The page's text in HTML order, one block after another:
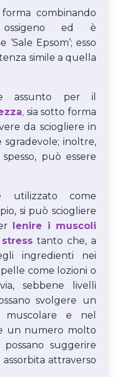
combinando
ed è
Epsom’; esso
simile a quella
assunto per il
, sia sotto forma
da sciogliere in
sgradevole; inoltre,
può essere
utilizzato come
si può sciogliere
lenire i muscoli
tanto che, a
ingredienti nei
come lozioni o
sebbene livelli
svolgere un
muscolare e nel
un numero molto
suggerire
attraverso